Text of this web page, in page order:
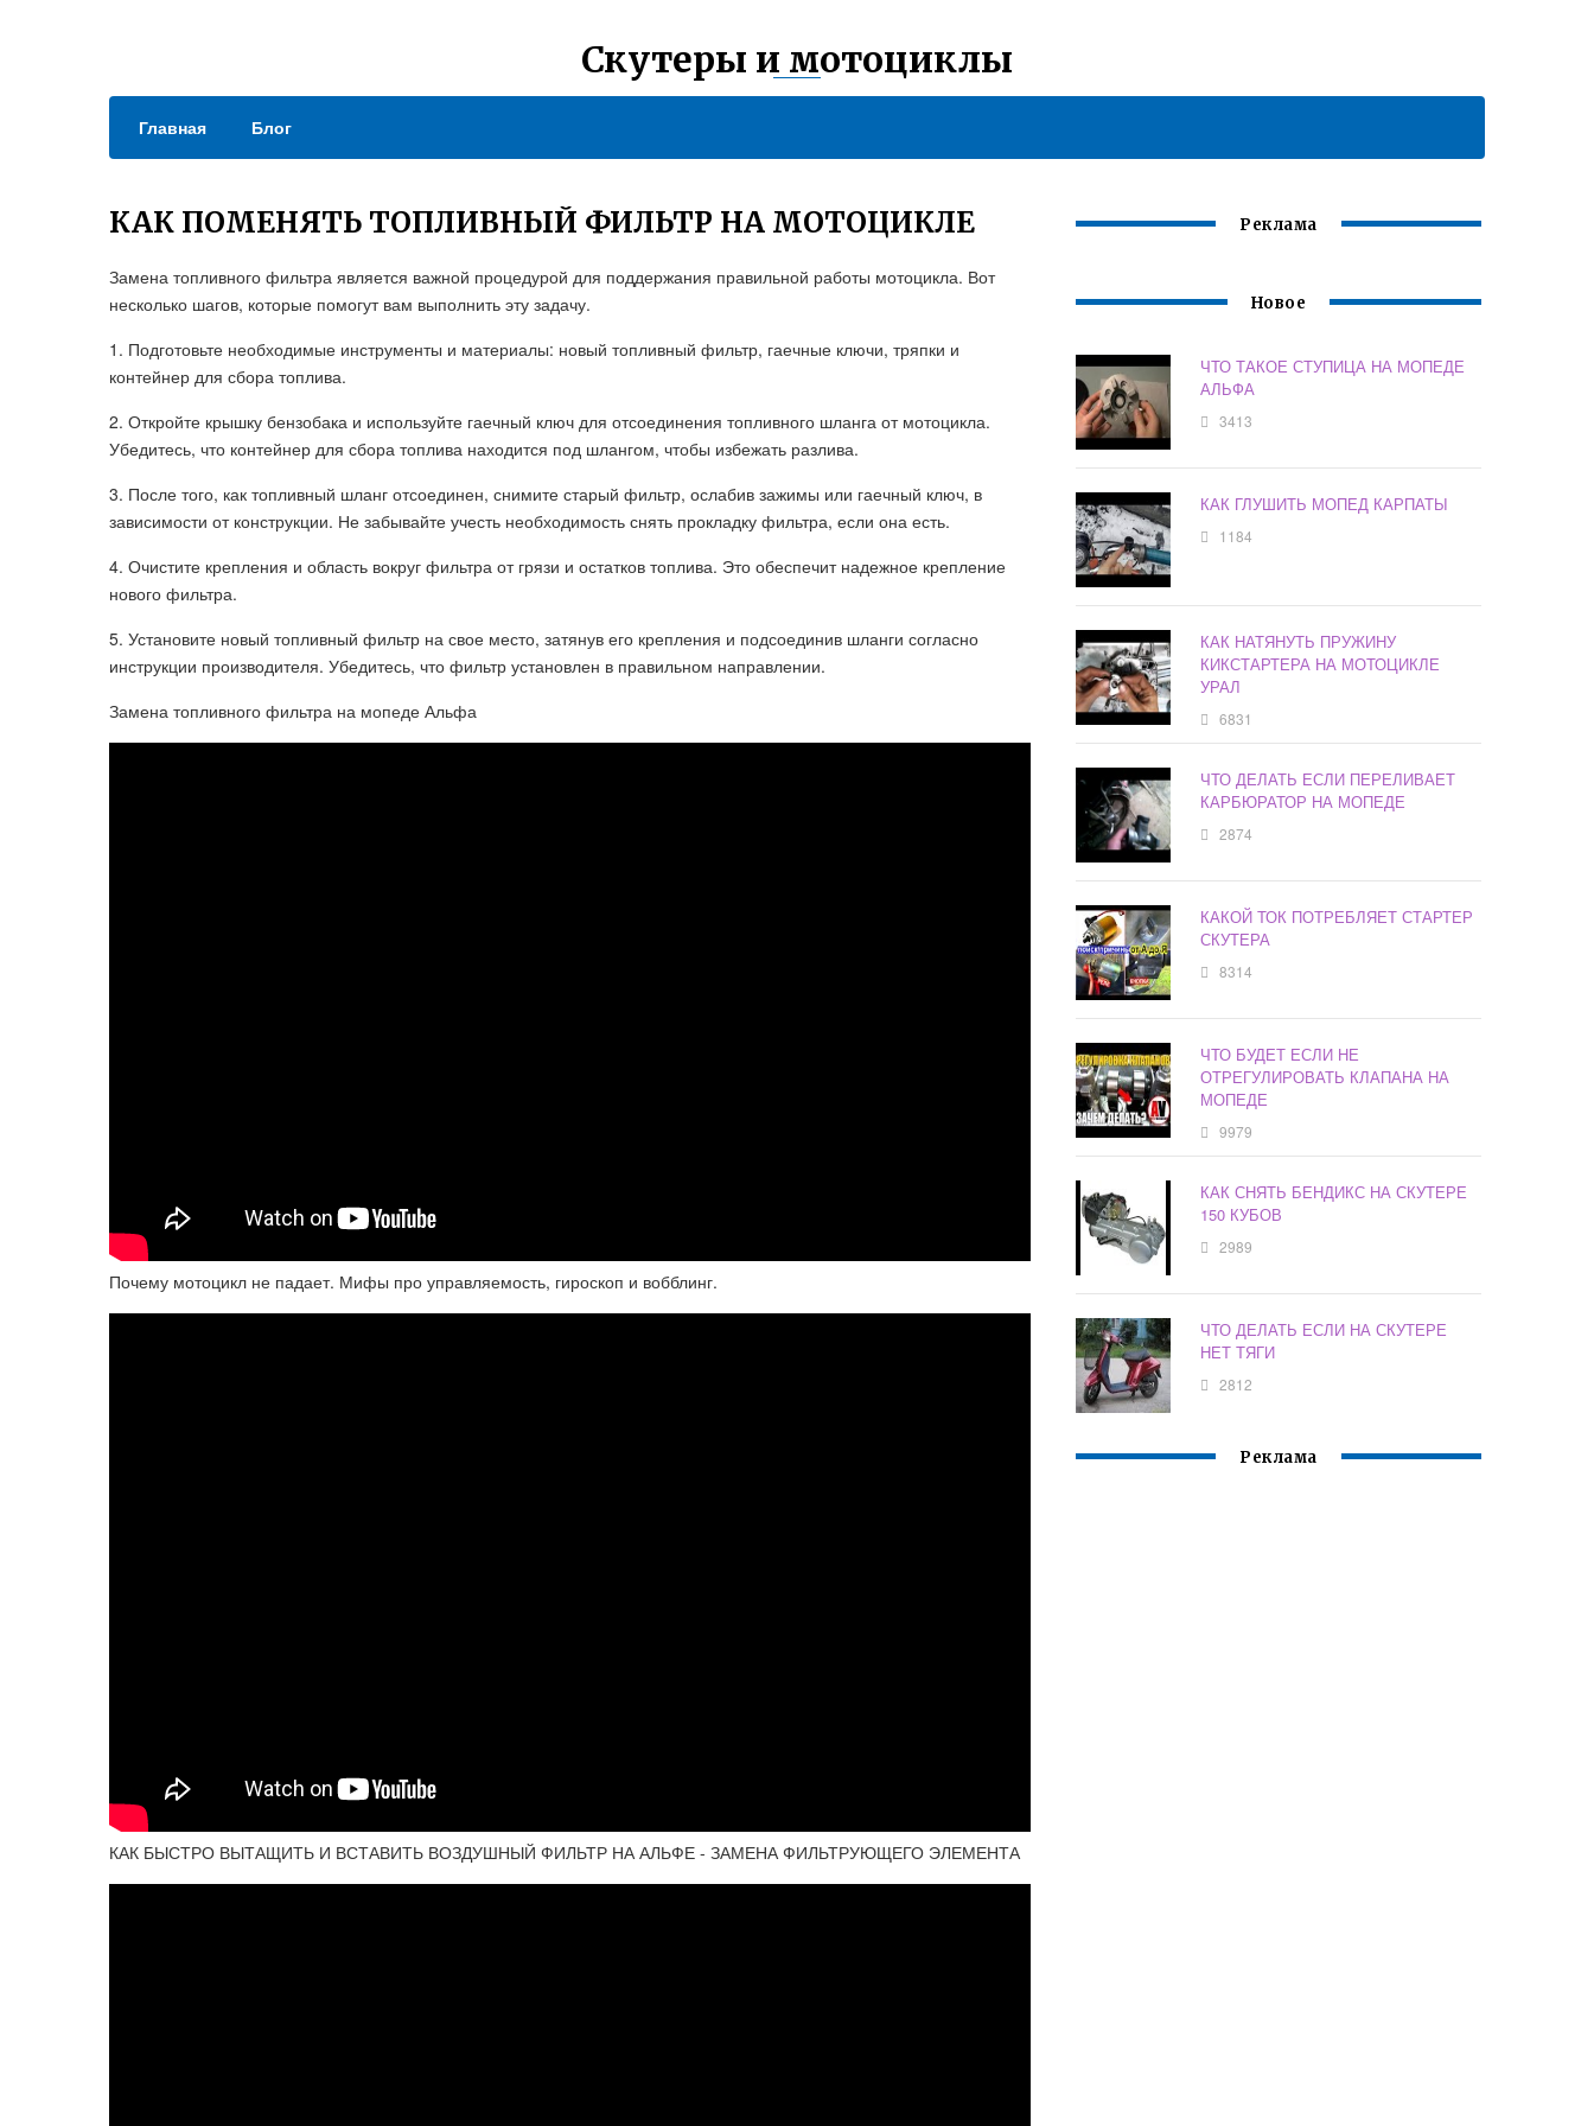
Скутеры и мотоциклы
Главная Блог
КАК ПОМЕНЯТЬ ТОПЛИВНЫЙ ФИЛЬТР НА МОТОЦИКЛЕ
Замена топливного фильтра является важной процедурой для поддержания правильной работы мотоцикла. Вот
несколько шагов, которые помогут вам выполнить эту задачу.
1. Подготовьте необходимые инструменты и материалы: новый топливный фильтр, гаечные ключи, тряпки и
контейнер для сбора топлива.
2. Откройте крышку бензобака и используйте гаечный ключ для отсоединения топливного шланга от мотоцикла.
Убедитесь, что контейнер для сбора топлива находится под шлангом, чтобы избежать разлива.
3. После того, как топливный шланг отсоединен, снимите старый фильтр, ослабив зажимы или гаечный ключ, в
зависимости от конструкции. Не забывайте учесть необходимость снять прокладку фильтра, если она есть.
4. Очистите крепления и область вокруг фильтра от грязи и остатков топлива. Это обеспечит надежное крепление
нового фильтра.
5. Установите новый топливный фильтр на свое место, затянув его крепления и подсоединив шланги согласно
инструкции производителя. Убедитесь, что фильтр установлен в правильном направлении.
Замена топливного фильтра на мопеде Альфа
Почему мотоцикл не падает. Мифы про управляемость, гироскоп и вобблинг.
КАК БЫСТРО ВЫТАЩИТЬ И ВСТАВИТЬ ВОЗДУШНЫЙ ФИЛЬТР НА АЛЬФЕ - ЗАМЕНА ФИЛЬТРУЮЩЕГО ЭЛЕМЕНТА
Реклама
Новое
ЧТО ТАКОЕ СТУПИЦА НА МОПЕДЕ
АЛЬФА
3413
КАК ГЛУШИТЬ МОПЕД КАРПАТЫ
1184
КАК НАТЯНУТЬ ПРУЖИНУ
КИКСТАРТЕРА НА МОТОЦИКЛЕ
УРАЛ
6831
ЧТО ДЕЛАТЬ ЕСЛИ ПЕРЕЛИВАЕТ
КАРБЮРАТОР НА МОПЕДЕ
2874
КАКОЙ ТОК ПОТРЕБЛЯЕТ СТАРТЕР
СКУТЕРА
8314
ЧТО БУДЕТ ЕСЛИ НЕ
ОТРЕГУЛИРОВАТЬ КЛАПАНА НА
МОПЕДЕ
9979
КАК СНЯТЬ БЕНДИКС НА СКУТЕРЕ
150 КУБОВ
2989
ЧТО ДЕЛАТЬ ЕСЛИ НА СКУТЕРЕ
НЕТ ТЯГИ
2812
Реклама